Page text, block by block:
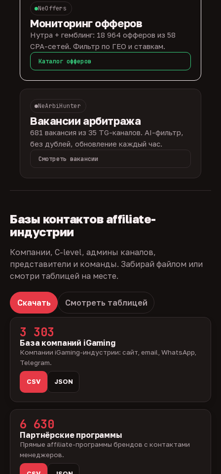
NeOffers
Мониторинг офферов
Нутра + гемблинг: 18 964 офферов из 58
CPA-сетей. Фильтр по ГЕО и ставкам.
Каталог офферов
NeArbiHunter
Вакансии арбитража
681 вакансия из 35 TG-каналов. AI-фильтр,
без дублей, обновление каждый час.
Смотреть вакансии
Базы контактов affiliate-
индустрии
Компании, C-level, админы каналов,
представители и команды. Забирай файлом или
смотри таблицей на месте.
Скачать Смотреть таблицей
3 303
База компаний iGaming
Компании iGaming-индустрии: сайт, email, WhatsApp,
Telegram.
CSV JSON
6 630
Партнёрские программы
Прямые affiliate-программы брендов с контактами
менеджеров.